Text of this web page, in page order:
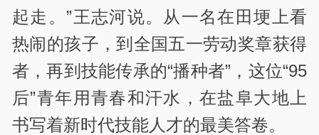
起走。 ”王志河说。从一名在田埂上看
热闹的孩子，到全国五一劳动奖章获得
者，再到技能传承的“播种者” ，这位“95
后”青年用青春和汗水，在盐阜大地上
书写着新时代技能人才的最美答卷。